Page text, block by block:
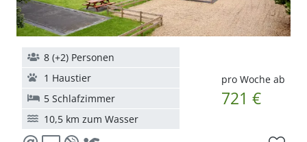
pro Woche ab
721 €
8 (+2) Personen
1 Haustier
5 Schlafzimmer
10,5 km zum Wasser